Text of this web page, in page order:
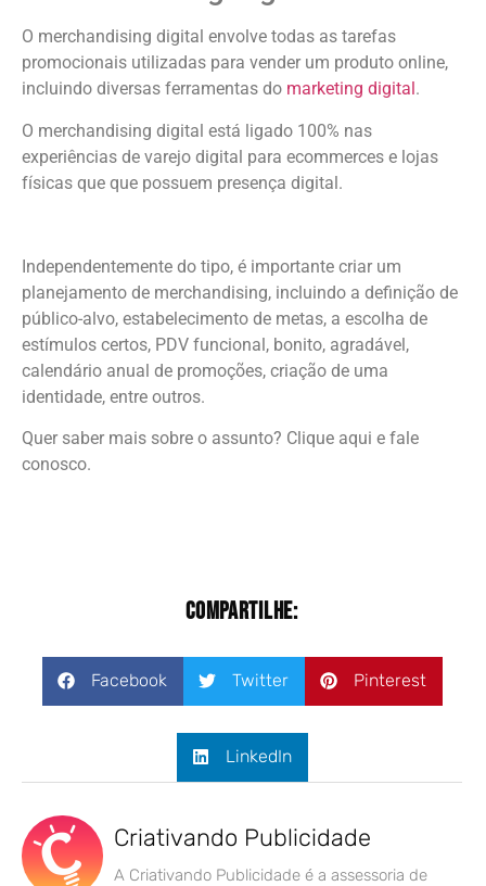
O merchandising digital envolve todas as tarefas
promocionais utilizadas para vender um produto online,
incluindo diversas ferramentas do marketing digital .
O merchandising digital está ligado 100% nas
experiências de varejo digital para ecommerces e lojas
físicas que que possuem presença digital.
Independentemente do tipo, é importante criar um
planejamento de merchandising, incluindo a definição de
público-alvo, estabelecimento de metas, a escolha de
estímulos certos, PDV funcional, bonito, agradável,
calendário anual de promoções, criação de uma
identidade, entre outros.
Quer saber mais sobre o assunto? Clique aqui e fale
conosco.
Compartilhe:
Facebook Twitter Pinterest
LinkedIn
Criativando Publicidade
A Criativando Publicidade é a assessoria de